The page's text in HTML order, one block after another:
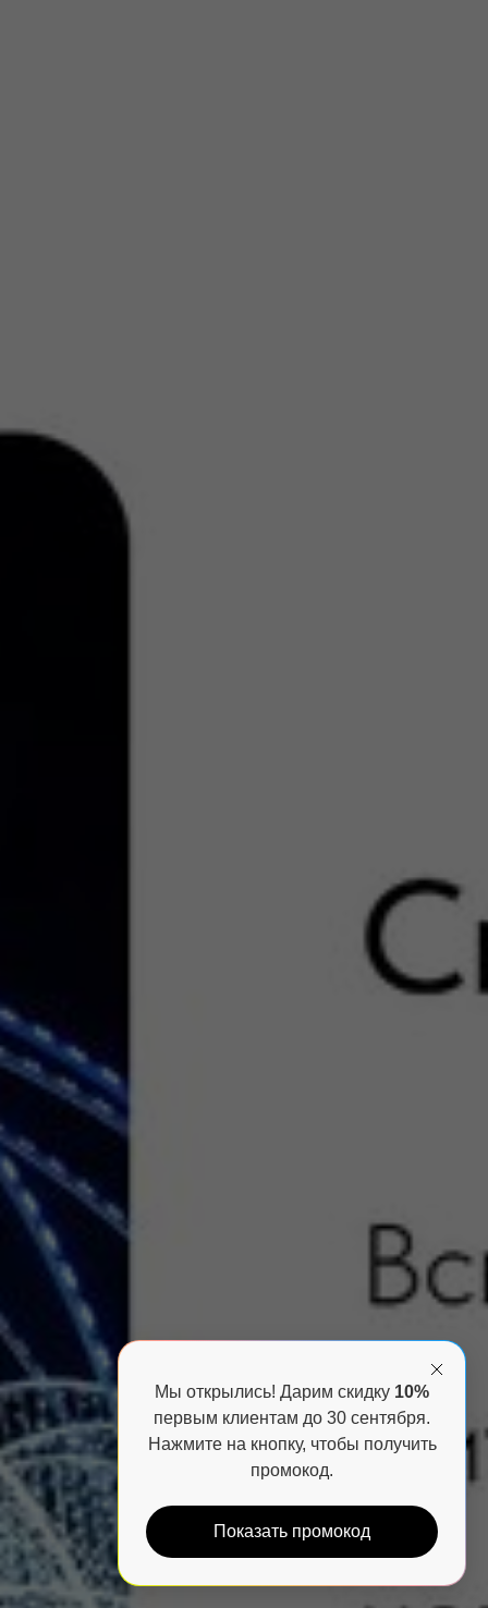
Мы открылись! Дарим скидку 10%
первым клиентам до 30 сентября.
Нажмите на кнопку, чтобы получить
промокод.
Показать промокод